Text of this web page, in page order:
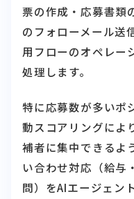
票の作成・応募書類
のフォローメール送
用フローのオペレー
処理します。
特に応募数が多いポ
動スコアリングによ
補者に集中できるよ
い合わせ対応（給与
問）をAIエージェン